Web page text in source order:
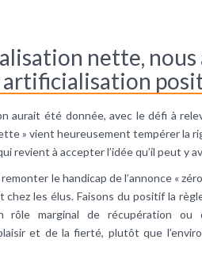
nette, nous
aurait été donnée, avec le défi à
» vient heureusement tempérer la
revient à accepter l’idée qu’il peut y
le handicap de l’annonce «
les élus. Faisons du positif la
marginal de récupération ou
et de la fierté, plutôt que